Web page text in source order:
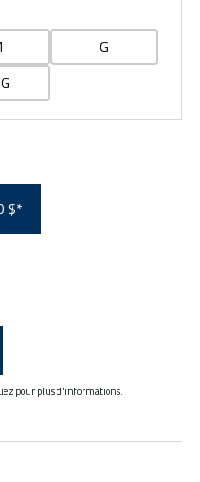
G
$*
pour plus d'informations.